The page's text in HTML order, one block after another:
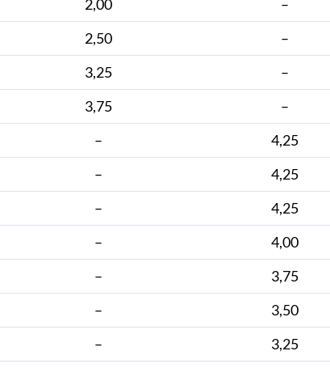
2,00 –
2,50 –
3,25 –
3,75 –
– 4,25
– 4,25
– 4,25
– 4,00
– 3,75
– 3,50
– 3,25